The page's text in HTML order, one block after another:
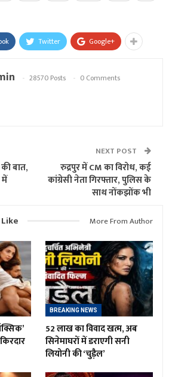
Twitter Google+
28570 Posts 0 Comments
बात,
में
NEXT POST
रुद्रपुर में CM का विरोध, कई
कांग्रेसी नेता गिरफ्तार, पुलिस के
साथ नोंकझोंक भी
More From Author
BREAKING NEWS
52 लाख का विवाद खत्म, अब
सिनेमाघरों में डराएगी सनी
लियोनी की ‘चुड़ैल’